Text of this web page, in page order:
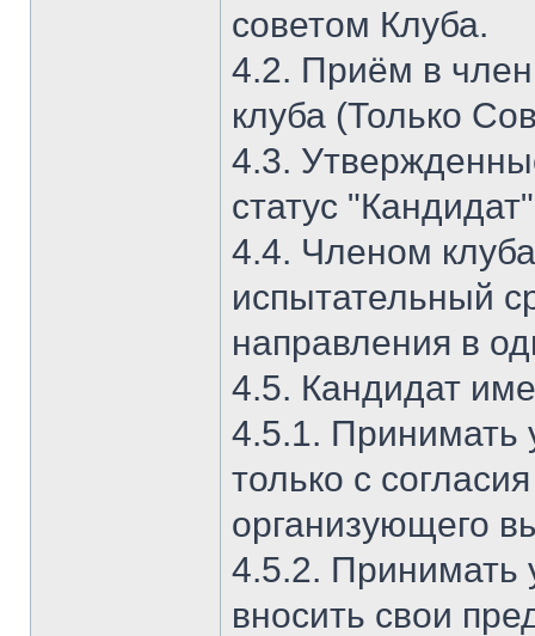
советом Клуба.
4.2. Приём в
клуба (Только
4.3.
статус
4.4. Членом
испытательный
направления в
4.5. Кандидат
4.5.1. Принимать
только с
организующего
4.5.2.
вносить свои